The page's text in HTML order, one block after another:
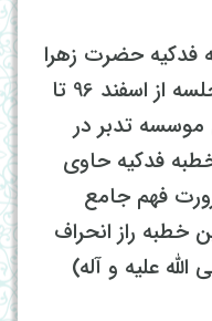
فدکیه حضرت زهرا
(سلام الله علیها) طی هفت جلسه از اسفند 96 تا
تهران موسسه تدبر در
فدکیه حاوی
فهم جامع
راز انحراف
علیه و آله)